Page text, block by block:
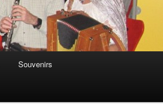
Souvenirs